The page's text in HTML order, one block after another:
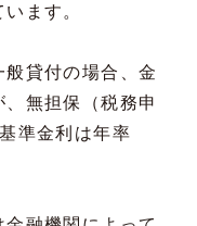
ます。
貸付の場合、金
無担保（税務申
準金利は年率